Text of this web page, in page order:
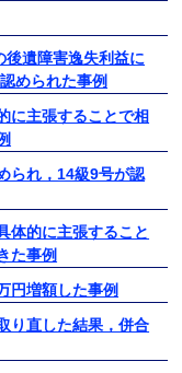
後遺障害逸失利益に
められた事例
に主張することで相
られ，14級9号が認
体的に主張すること
た事例
円増額した事例
り直した結果，併合